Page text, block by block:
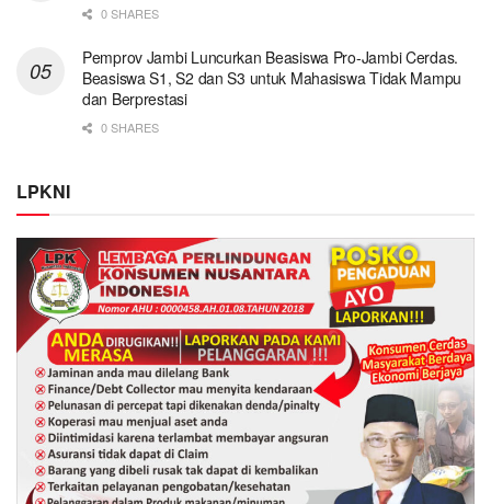
0 SHARES
Pemprov Jambi Luncurkan Beasiswa Pro-Jambi Cerdas.
Beasiswa S1, S2 dan S3 untuk Mahasiswa Tidak Mampu
dan Berprestasi
0 SHARES
LPKNI